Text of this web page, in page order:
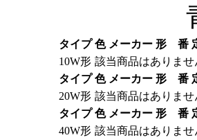
タイプ 色 メーカー 形 番
10W形 該当商品はありませ
タイプ 色 メーカー 形 番
20W形 該当商品はありませ
タイプ 色 メーカー 形 番
40W形 該当商品はありませ